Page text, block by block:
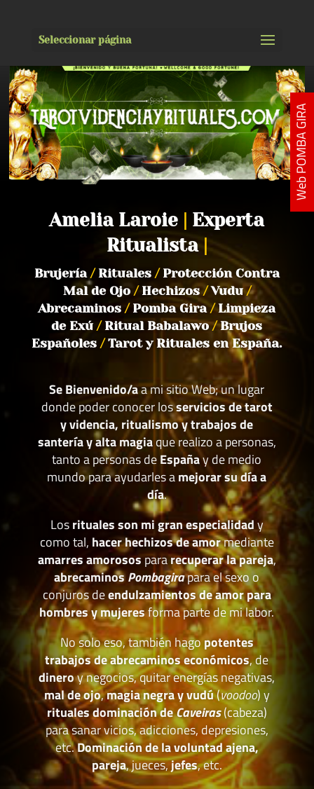
Seleccionar página
Amelia Laroie
Experta
Ritualista
Brujería /Rituales /Protección Contra
Mal de Ojo /Hechizos/Vudu/
Abrecaminos/Pomba Gira/Limpieza
de Exú/Ritual Babalawo/Brujos
Españoles/Tarot y Rituales en España.
Se Bienvenido/aa mi sitio Web; un lugar
donde poder conocer losservicios de tarot
y videncia, ritualismo y trabajos de
santería y alta magiaque realizo a personas,
tanto a personas deEspañay de medio
mundo para ayudarles amejorar su día a
día.
Losrituales son mi gran especialidady
como tal, hacer hechizos de amormediante
amarres amorosospararecuperar la pareja,
abrecaminosPombagirapara el sexo o
conjuros deendulzamientos de amor para
hombres y mujeresforma parte de mi labor.
No solo eso, también hagopotentes
trabajos de abrecaminos económicos, de
dineroy negocios, quitar energías negativas,
mal de ojo,magia negra y vudú(voodoo) y
rituales dominación deCaveiras(cabeza)
para sanar vicios, adicciones, depresiones,
etc.Dominación de la voluntad ajena,
pareja, jueces,jefes, etc.
Web POMBA GIRA